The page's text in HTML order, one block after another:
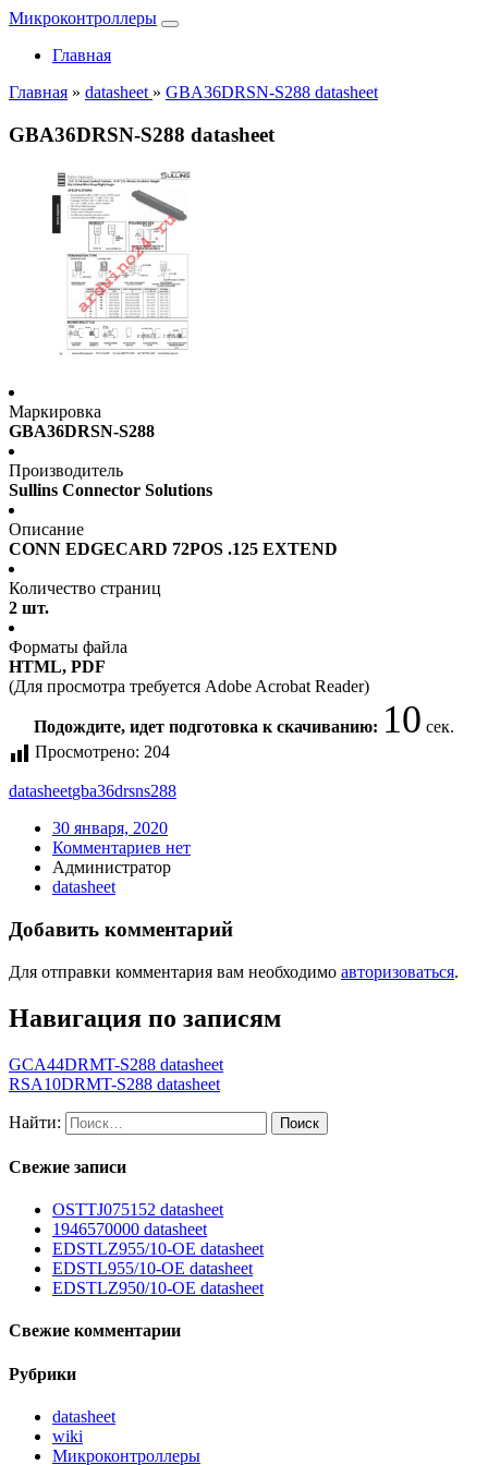
Микроконтроллеры
Главная
Главная » datasheet » GBA36DRSN-S288 datasheet
GBA36DRSN-S288 datasheet
Маркировка
GBA36DRSN-S288
Производитель
Sullins Connector Solutions
Описание
CONN EDGECARD 72POS .125 EXTEND
Количество страниц
2 шт.
Форматы файла
HTML, PDF
(Для просмотра требуется Adobe Acrobat Reader)
Подождите, идет подготовка к скачиванию: 10 сек.
Просмотрено: 204
datasheetgba36drsns288
30 января, 2020
Комментариев нет
Администратор
datasheet
Добавить комментарий
Для отправки комментария вам необходимо авторизоваться.
Навигация по записям
GCA44DRMT-S288 datasheet
RSA10DRMT-S288 datasheet
Найти:
Свежие записи
OSTTJ075152 datasheet
1946570000 datasheet
EDSTLZ955/10-OE datasheet
EDSTL955/10-OE datasheet
EDSTLZ950/10-OE datasheet
Свежие комментарии
Рубрики
datasheet
wiki
Микроконтроллеры